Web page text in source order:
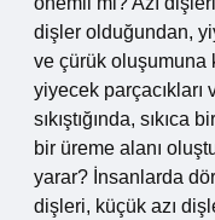
dişler olduğundan,
ve çürük oluşumuna
yiyecek parçacıkları
sıkıştığında,
bir üreme alanı
yarar? İnsanlarda
dişleri, küçük azı